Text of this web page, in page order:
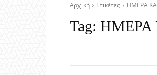
Αρχική Ετικέτες ΗΜΕΡΑ
Tag: ΗΜΕΡΑ